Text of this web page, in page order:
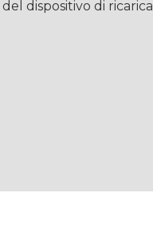
del dispositivo di ricarica